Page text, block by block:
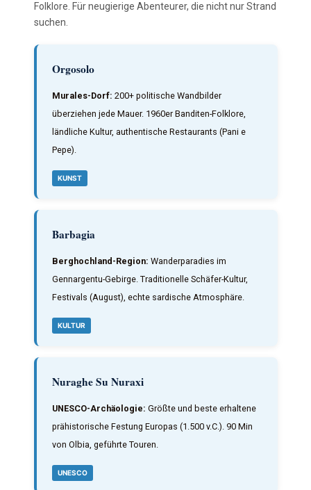
Folklore. Für neugierige Abenteurer, die nicht nur Strand
suchen.
Orgosolo
Murales-Dorf: 200+ politische Wandbilder
überziehen jede Mauer. 1960er Banditen-Folklore,
ländliche Kultur, authentische Restaurants (Pani e
Pepe).
KUNST
Barbagia
Berghochland-Region: Wanderparadies im
Gennargentu-Gebirge. Traditionelle Schäfer-Kultur,
Festivals (August), echte sardische Atmosphäre.
KULTUR
Nuraghe Su Nuraxi
UNESCO-Archäologie: Größte und beste erhaltene
prähistorische Festung Europas (1.500 v.C.). 90 Min
von Olbia, geführte Touren.
UNESCO